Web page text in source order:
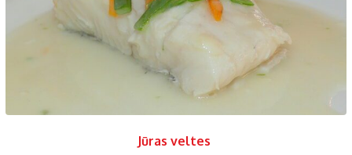
Jūras veltes